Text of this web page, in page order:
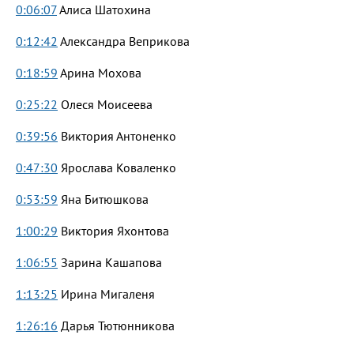
0:06:07Алиса Шатохина
0:12:42 Александра Веприкова
0:18:59 Арина Мохова
0:25:22 Олеся Моисеева
0:39:56 Виктория Антоненко
0:47:30 Ярослава Коваленко
0:53:59 Яна Битюшкова
1:00:29 Виктория Яхонтова
1:06:55 Зарина Кашапова
1:13:25 Ирина Мигаленя
1:26:16 Дарья Тютюнникова